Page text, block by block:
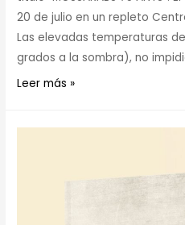
20 de julio en un repleto
Las elevadas temperaturas
grados a la sombra), no
Leer más »